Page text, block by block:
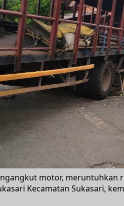
motor, meruntuhkan
Kecamatan Sukasari,